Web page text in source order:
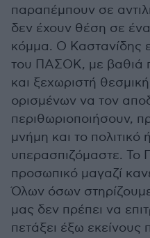
παραπέμπουν σε
δεν έχουν θέση σε
κόμμα. Ο Καστανίδης
του ΠΑΣΟΚ, με βαθιά
και ξεχωριστή
ορισμένων να τον
περιθωριοποιήσουν,
μνήμη και το
υπερασπιζόμαστε. Το
προσωπικό μαγαζί
Όλων όσων στηρίζουμε
μας δεν πρέπει να
πετάξει έξω εκείνους